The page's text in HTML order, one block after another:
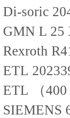
Di-soric
GMN L
Rexroth
ETL
ETL （
SIEMENS